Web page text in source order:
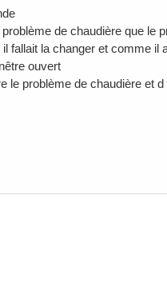
de chaudière que le
fallait la changer et comme il
ouvert
le problème de chaudière et